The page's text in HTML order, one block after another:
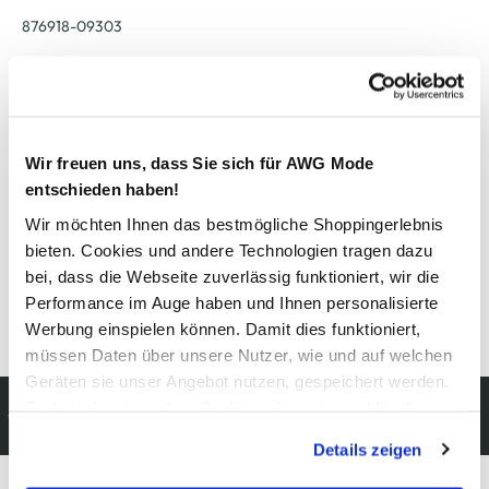
Wir freuen uns, dass Sie sich für AWG Mode
entschieden haben!
Wir möchten Ihnen das bestmögliche Shoppingerlebnis
bieten. Cookies und andere Technologien tragen dazu
bei, dass die Webseite zuverlässig funktioniert, wir die
Performance im Auge haben und Ihnen personalisierte
Werbung einspielen können. Damit dies funktioniert,
müssen Daten über unsere Nutzer, wie und auf welchen
Geräten sie unser Angebot nutzen, gespeichert werden.
werden, werden bei der Nutzung der Webseite auf jeden
Fall gesetzt. Cookies von Drittanbietern für Analyse- oder
Details zeigen
876918-09303
Pflegehinweise
Details zur Produktsicherheit anzeigen